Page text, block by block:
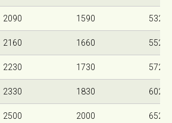
2090 1590 5320
2160 1660 5520
2230 1730 5720
2330 1830 6020
2500 2000 6520